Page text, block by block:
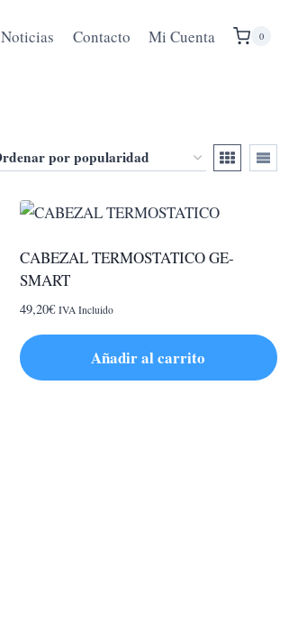
Noticias Contacto Mi Cuenta 0
CABEZAL TERMOSTATICO GE-
SMART
49,20€ IVA Incluido
Añadir al carrito